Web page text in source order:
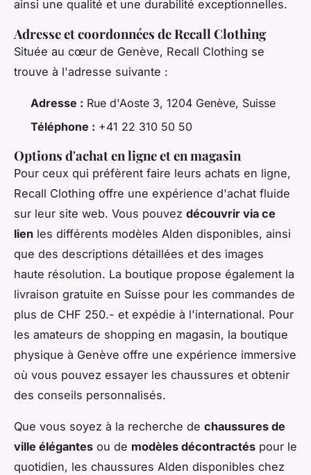
ainsi une qualité et une durabilité exceptionnelles.
Adresse et coordonnées de Recall Clothing
Située au cœur de Genève, Recall Clothing se
trouve à l'adresse suivante :
Adresse : Rue d'Aoste 3, 1204 Genève, Suisse
Téléphone : +41 22 310 50 50
Options d'achat en ligne et en magasin
Pour ceux qui préfèrent faire leurs achats en ligne,
Recall Clothing offre une expérience d'achat fluide
sur leur site web. Vous pouvez découvrir via ce
lien les différents modèles Alden disponibles, ainsi
que des descriptions détaillées et des images
haute résolution. La boutique propose également la
livraison gratuite en Suisse pour les commandes de
plus de CHF 250.- et expédie à l'international. Pour
les amateurs de shopping en magasin, la boutique
physique à Genève offre une expérience immersive
où vous pouvez essayer les chaussures et obtenir
des conseils personnalisés.
Que vous soyez à la recherche de chaussures de
ville élégantes ou de modèles décontractés pour le
quotidien, les chaussures Alden disponibles chez